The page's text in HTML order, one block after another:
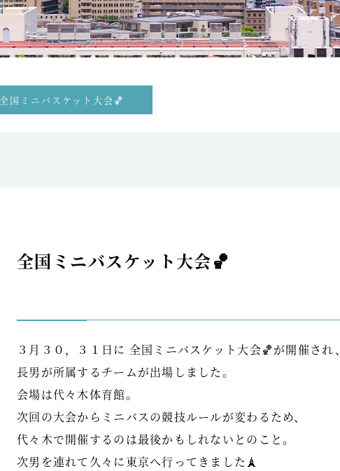
全国ミニバスケット大会🏀
全国ミニバスケット大会🏀
３月３０，３１日に 全国ミニバスケット大会🏀が開催され、
長男が所属するチームが出場しました。
会場は代々木体育館。
次回の大会からミニバスの競技ルールが変わるため、
代々木で開催するのは最後かもしれないとのこと。
次男を連れて久々に東京へ行ってきました🗼